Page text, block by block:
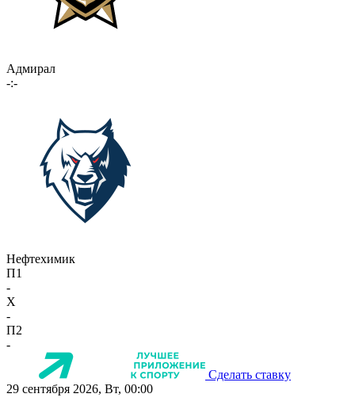
Адмирал
-:-
Нефтехимик
П1
-
X
-
П2
-
Сделать ставку
29 сентября 2026, Вт, 00:00